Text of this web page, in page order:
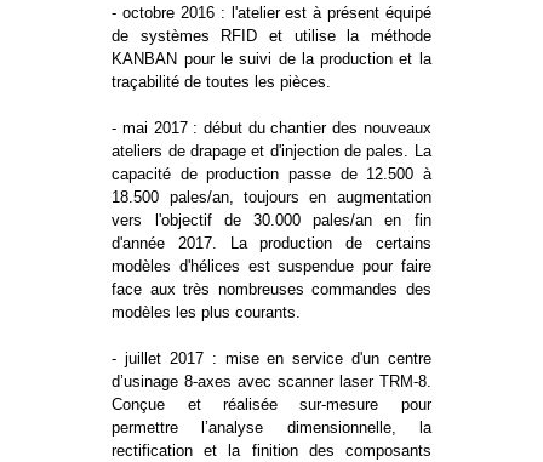
- octobre 2016 : l'atelier est à présent équipé
de systèmes RFID et utilise la méthode
KANBAN pour le suivi de la production et la
traçabilité de toutes les pièces.
- mai 2017 : début du chantier des nouveaux
ateliers de drapage et d'injection de pales. La
capacité de production passe de 12.500 à
18.500 pales/an, toujours en augmentation
vers l'objectif de 30.000 pales/an en fin
d'année 2017. La production de certains
modèles d'hélices est suspendue pour faire
face aux très nombreuses commandes des
modèles les plus courants.
- juillet 2017 : mise en service d'un centre
d’usinage 8-axes avec scanner laser TRM-8.
Conçue et réalisée sur-mesure pour
permettre l’analyse dimensionnelle, la
rectification et la finition des composants